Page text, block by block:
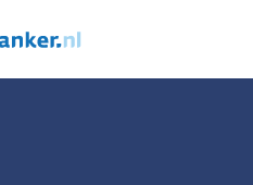
We
zijn